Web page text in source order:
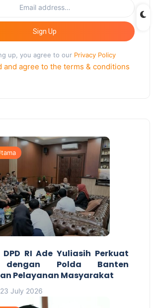
Sign Up
up, you agree to our Privacy Policy
and agree to the terms & conditions
RI Ade Yuliasih Perkuat
dengan Polda Banten
Pelayanan Masyarakat
23 July 2026